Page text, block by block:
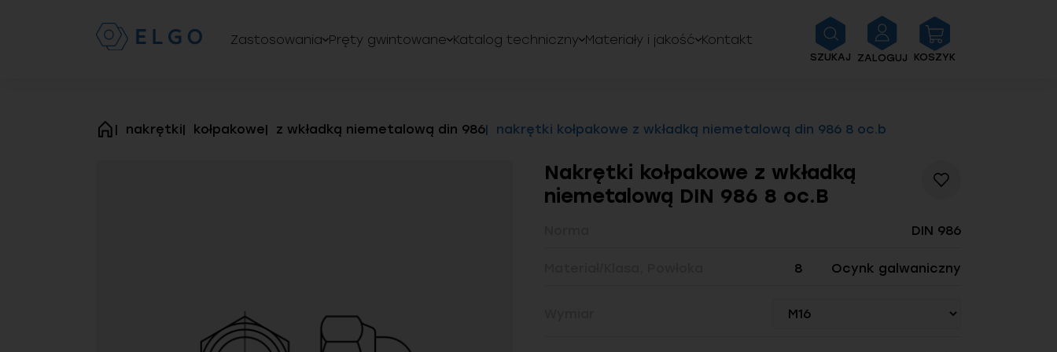
Zastosowania Pręty gwintowane Katalog techniczny Materiały i jakość Kontakt
SZUKAJ ZALOGUJ KOSZYK
stronanakrętki kołpakowe z wkładką niemetalową din 986 nakrętki kołpakowe z wkładką niemetalową din 986 8 oc.b
Nakrętki kołpakowe z wkładką
niemetalową DIN 986 8 oc.B
DIN 986
8 Ocynk galwaniczny
Dodaj